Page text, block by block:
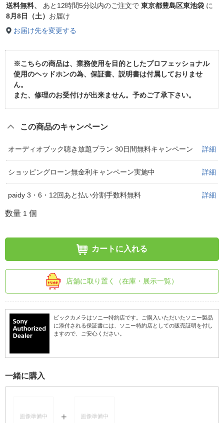
送料無料、 あと 12時間5分以内のご注文で 東京都豊島区東池袋 に
8月8日（土） お届け
お届け先を変更する
※こちらの商品は、業務使用を目的としたプロフェッショナル
使用のヘッドホンの為、保証書、説明書は付属しておりませ
ん。
また、修理のお受付けが出来ません。予めご了承下さい。
この商品のキャンペーン
オーディオブック聴き放題プラン 30日間無料キャンペーン 詳細
ショッピングローン無金利キャンペーン実施中 詳細
paidy 3・6・12回あと払い分割手数料無料 詳細
数量 1 個
カートに入れる
店舗に取り置く（在庫・展示一覧）
ビックカメラはソニー特約店です。ご購入いただいたソニー製品
に添付される保証書には、ソニー特約店としての販売証明を付し
ますので、ご安心ください。
一緒に購入